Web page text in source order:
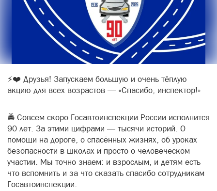
⚡️❤️ Друзья! Запускаем большую и очень тёплую
акцию для всех возрастов — «Спасибо, инспектор!»
🚔 Совсем скоро Госавтоинспекции России исполнится
90 лет. За этими цифрами — тысячи историй. О
помощи на дороге, о спасённых жизнях, об уроках
безопасности в школах и просто о человеческом
участии. Мы точно знаем: и взрослым, и детям есть
что вспомнить и за что сказать спасибо сотрудникам
Госавтоинспекции.